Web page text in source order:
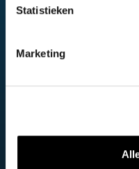
Statistieken
Marketing
Connectiviteit
CONNECT touchscreen
CarPlay®, draadloos
achteruitrijcamera